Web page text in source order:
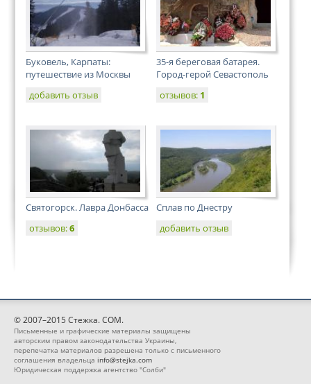
Буковель, Карпаты:
путешествие из Москвы
добавить отзыв
35-я береговая батарея.
Город-герой Севастополь
отзывов: 1
Святогорск. Лавра Донбасса
отзывов:6
Сплав по Днестру
добавить отзыв
© 2007–2015 Стежка. COM.
Письменные и графические материалы защищены
авторским правом законодательства Украины,
перепечатка материалов разрешена только с письменного
соглашения владельца info@stejka.com
Юридическая поддержка агентство "Солби"